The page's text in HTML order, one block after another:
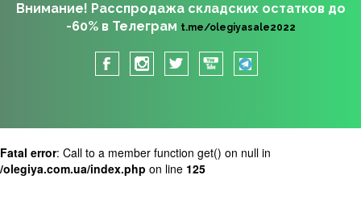
Внимание! Расспродажа складских остатков до
-60% в Телеграм t.me/olegiyasale2022
Fatal error: Call to a member function get() on null in
/olegiya.com.ua/index.php on line 125